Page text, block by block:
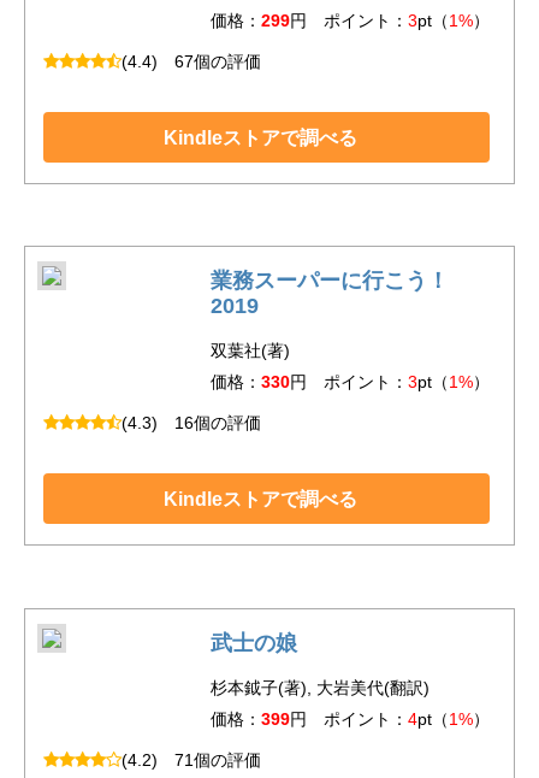
価格： 299円 ポイント： 3pt（1%）
(4.4) 67個の評価
Kindleストアで調べる
業務スーパーに行こう！
2019
双葉社(著)
価格： 330円 ポイント： 3pt（1%）
(4.3) 16個の評価
Kindleストアで調べる
武士の娘
杉本鉞子(著), 大岩美代(翻訳)
価格： 399円 ポイント： 4pt（1%）
(4.2) 71個の評価